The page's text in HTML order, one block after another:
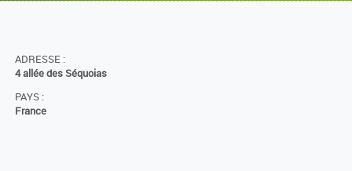
ADRESSE :
4 allée des Séquoias
PAYS :
France